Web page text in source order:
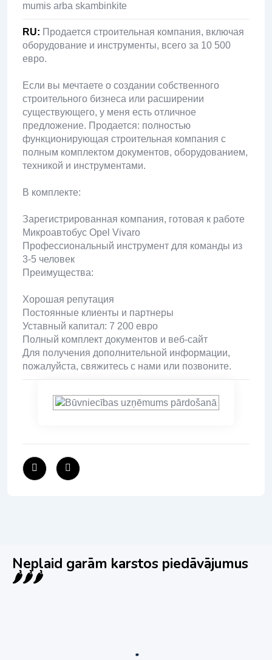
mumis arba skambinkite
RU: Продается строительная компания, включая
оборудование и инструменты, всего за 10 500
евро.
Если вы мечтаете о создании собственного
строительного бизнеса или расширении
существующего, у меня есть отличное
предложение. Продается: полностью
функционирующая строительная компания с
полным комплектом документов, оборудованием,
техникой и инструментами.
В комплекте:
Зарегистрированная компания, готовая к работе
Микроавтобус Opel Vivaro
Профессиональный инструмент для команды из
3-5 человек
Преимущества:
Хорошая репутация
Постоянные клиенты и партнеры
Уставный капитал: 7 200 евро
Полный комплект документов и веб-сайт
Для получения дополнительной информации,
пожалуйста, свяжитесь с нами или позвоните.
Neplaid garām karstos piedāvājumus
🌶️🌶️🌶️